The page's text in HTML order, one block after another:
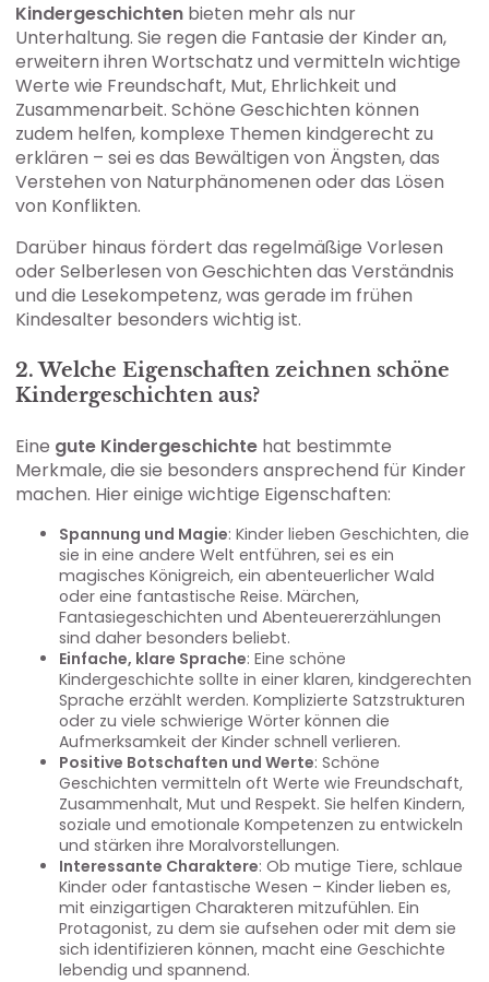
Kindergeschichten bieten mehr als nur
Unterhaltung. Sie regen die Fantasie der Kinder an,
erweitern ihren Wortschatz und vermitteln wichtige
Werte wie Freundschaft, Mut, Ehrlichkeit und
Zusammenarbeit. Schöne Geschichten können
zudem helfen, komplexe Themen kindgerecht zu
erklären – sei es das Bewältigen von Ängsten, das
Verstehen von Naturphänomenen oder das Lösen
von Konflikten.
Darüber hinaus fördert das regelmäßige Vorlesen
oder Selberlesen von Geschichten das Verständnis
und die Lesekompetenz, was gerade im frühen
Kindesalter besonders wichtig ist.
2. Welche Eigenschaften zeichnen schöne
Kindergeschichten aus?
Eine gute Kindergeschichte hat bestimmte
Merkmale, die sie besonders ansprechend für Kinder
machen. Hier einige wichtige Eigenschaften:
Spannung und Magie: Kinder lieben Geschichten, die
sie in eine andere Welt entführen, sei es ein
magisches Königreich, ein abenteuerlicher Wald
oder eine fantastische Reise. Märchen,
Fantasiegeschichten und Abenteuererzählungen
sind daher besonders beliebt.
Einfache, klare Sprache: Eine schöne
Kindergeschichte sollte in einer klaren, kindgerechten
Sprache erzählt werden. Komplizierte Satzstrukturen
oder zu viele schwierige Wörter können die
Aufmerksamkeit der Kinder schnell verlieren.
Positive Botschaften und Werte: Schöne
Geschichten vermitteln oft Werte wie Freundschaft,
Zusammenhalt, Mut und Respekt. Sie helfen Kindern,
soziale und emotionale Kompetenzen zu entwickeln
und stärken ihre Moralvorstellungen.
Interessante Charaktere: Ob mutige Tiere, schlaue
Kinder oder fantastische Wesen – Kinder lieben es,
mit einzigartigen Charakteren mitzufühlen. Ein
Protagonist, zu dem sie aufsehen oder mit dem sie
sich identifizieren können, macht eine Geschichte
lebendig und spannend.